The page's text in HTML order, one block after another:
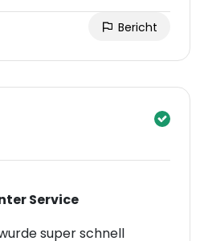
Bericht
Service
super schnell